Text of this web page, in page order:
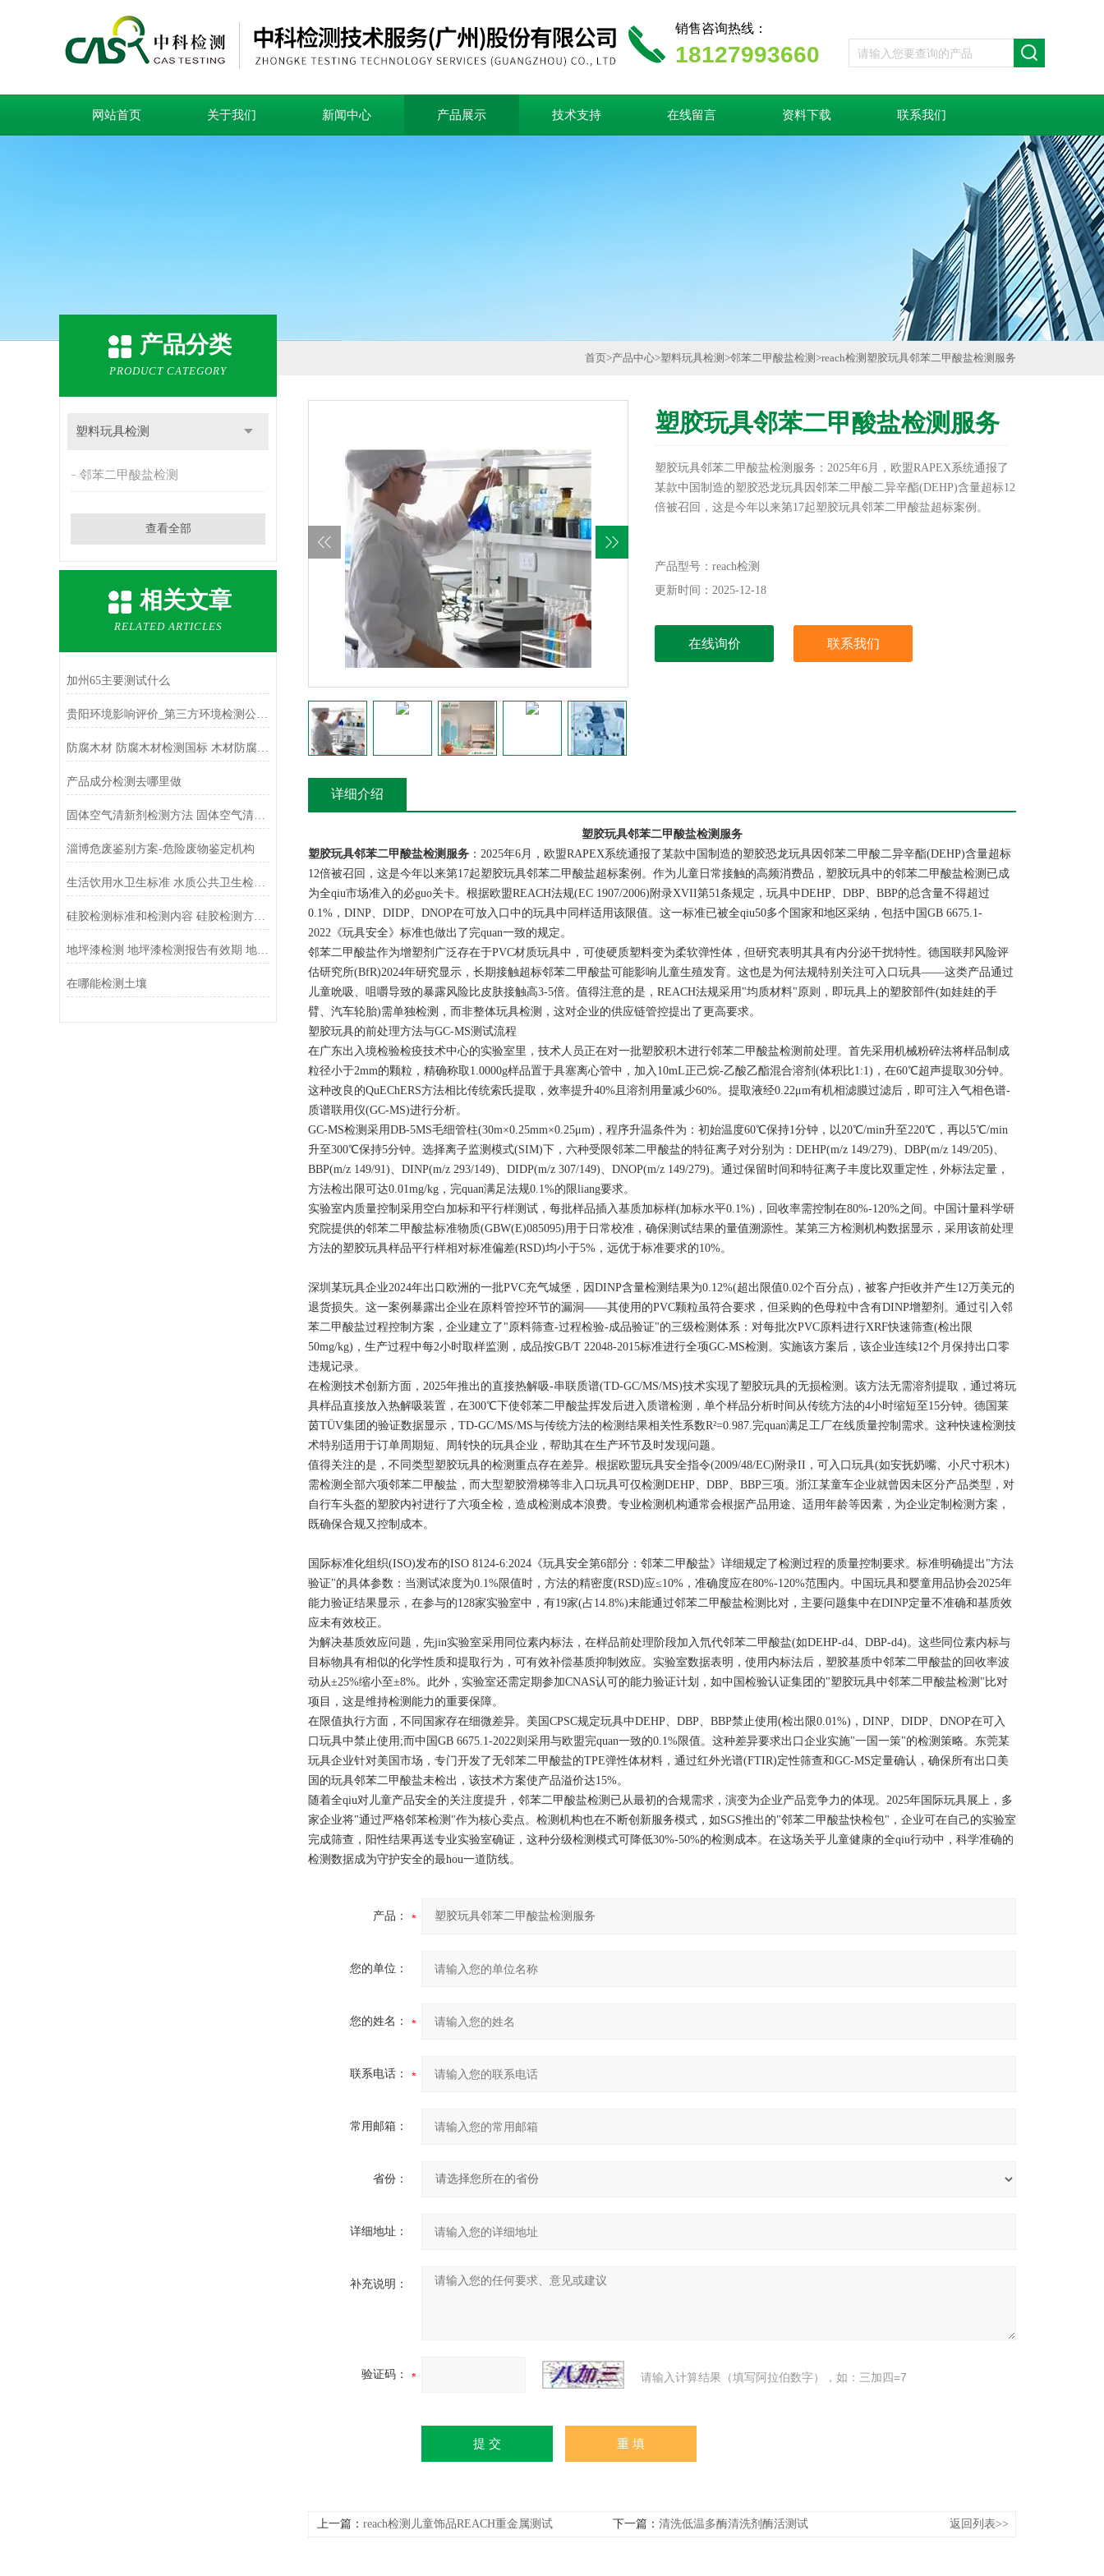
销售咨询热线：
18127993660
网站首页 关于我们 新闻中心 产品展示 技术支持 在线留言 资料下载 联系我们
产品分类
PRODUCT CATEGORY
塑料玩具检测
邻苯二甲酸盐检测
查看全部
相关文章
RELATED ARTICLES
加州65主要测试什么
贵阳环境影响评价_第三方环境检测公司[中科检测]
防腐木材 防腐木材检测国标 木材防腐检测报告
产品成分检测去哪里做
固体空气清新剂检测方法 固体空气清新剂检测标准规范依据
淄博危废鉴别方案-危险废物鉴定机构
生活饮用水卫生标准 水质公共卫生检测方法
硅胶检测标准和检测内容 硅胶检测方法大全
地坪漆检测 地坪漆检测报告有效期 地坪漆检测机构
在哪能检测土壤
首页>产品中心>塑料玩具检测 >邻苯二甲酸盐检测 >reach检测塑胶玩具邻苯二甲酸盐检测服务
塑胶玩具邻苯二甲酸盐检测服务
塑胶玩具邻苯二甲酸盐检测服务：2025年6月，欧盟RAPEX系统通报了
某款中国制造的塑胶恐龙玩具因邻苯二甲酸二异辛酯(DEHP)含量超标12
倍被召回，这是今年以来第17起塑胶玩具邻苯二甲酸盐超标案例。
产品型号：reach检测
更新时间：2025-12-18
在线询价 联系我们
详细介绍
塑胶玩具邻苯二甲酸盐检测服务
塑胶玩具邻苯二甲酸盐检测服务 ： 2025年6月，欧盟RAPEX系统通报了某款中国制造的塑胶恐龙玩具因邻苯二甲酸二异辛酯(DEHP)含量超标
12倍被召回，这是今年以来第17起塑胶玩具邻苯二甲酸盐超标案例。作为儿童日常接触的高频消费品，塑胶玩具中的邻苯二甲酸盐检测已成
为全qiu市场准入的必guo关卡。根据欧盟REACH法规(EC 1907/2006)附录XVII第51条规定，玩具中DEHP、DBP、BBP的总含量不得超过
0.1%，DINP、DIDP、DNOP在可放入口中的玩具中同样适用该限值。这一标准已被全qiu50多个国家和地区采纳，包括中国GB 6675.1-
2022《玩具安全》标准也做出了完quan一致的规定。
邻苯二甲酸盐作为增塑剂广泛存在于PVC材质玩具中，可使硬质塑料变为柔软弹性体，但研究表明其具有内分泌干扰特性。德国联邦风险评
估研究所(BfR)2024年研究显示，长期接触超标邻苯二甲酸盐可能影响儿童生殖发育。这也是为何法规特别关注可入口玩具——这类产品通过
儿童吮吸、咀嚼导致的暴露风险比皮肤接触高3-5倍。值得注意的是，REACH法规采用"均质材料"原则，即玩具上的塑胶部件(如娃娃的手
臂、汽车轮胎)需单独检测，而非整体玩具检测，这对企业的供应链管控提出了更高要求。
塑胶玩具的前处理方法与GC-MS测试流程
在广东出入境检验检疫技术中心的实验室里，技术人员正在对一批塑胶积木进行邻苯二甲酸盐检测前处理。首先采用机械粉碎法将样品制成
粒径小于2mm的颗粒，精确称取1.0000g样品置于具塞离心管中，加入10mL正己烷-乙酸乙酯混合溶剂(体积比1:1)，在60℃超声提取30分钟。
这种改良的QuEChERS方法相比传统索氏提取，效率提升40%且溶剂用量减少60%。提取液经0.22μm有机相滤膜过滤后，即可注入气相色谱-
质谱联用仪(GC-MS)进行分析。
GC-MS检测采用DB-5MS毛细管柱(30m×0.25mm×0.25μm)，程序升温条件为：初始温度60℃保持1分钟，以20℃/min升至220℃，再以5℃/min
升至300℃保持5分钟。选择离子监测模式(SIM)下，六种受限邻苯二甲酸盐的特征离子对分别为：DEHP(m/z 149/279)、DBP(m/z 149/205)、
BBP(m/z 149/91)、DINP(m/z 293/149)、DIDP(m/z 307/149)、DNOP(m/z 149/279)。通过保留时间和特征离子丰度比双重定性，外标法定量，
方法检出限可达0.01mg/kg，完quan满足法规0.1%的限liang要求。
实验室内质量控制采用空白加标和平行样测试，每批样品插入基质加标样(加标水平0.1%)，回收率需控制在80%-120%之间。中国计量科学研
究院提供的邻苯二甲酸盐标准物质(GBW(E)085095)用于日常校准，确保测试结果的量值溯源性。某第三方检测机构数据显示，采用该前处理
方法的塑胶玩具样品平行样相对标准偏差(RSD)均小于5%，远优于标准要求的10%。
深圳某玩具企业2024年出口欧洲的一批PVC充气城堡，因DINP含量检测结果为0.12%(超出限值0.02个百分点)，被客户拒收并产生12万美元的
退货损失。这一案例暴露出企业在原料管控环节的漏洞——其使用的PVC颗粒虽符合要求，但采购的色母粒中含有DINP增塑剂。通过引入邻
苯二甲酸盐过程控制方案，企业建立了"原料筛查-过程检验-成品验证"的三级检测体系：对每批次PVC原料进行XRF快速筛查(检出限
50mg/kg)，生产过程中每2小时取样监测，成品按GB/T 22048-2015标准进行全项GC-MS检测。实施该方案后，该企业连续12个月保持出口零
违规记录。
在检测技术创新方面，2025年推出的直接热解吸-串联质谱(TD-GC/MS/MS)技术实现了塑胶玩具的无损检测。该方法无需溶剂提取，通过将玩
具样品直接放入热解吸装置，在300℃下使邻苯二甲酸盐挥发后进入质谱检测，单个样品分析时间从传统方法的4小时缩短至15分钟。德国莱
茵TÜV集团的验证数据显示，TD-GC/MS/MS与传统方法的检测结果相关性系数R²=0.987.完quan满足工厂在线质量控制需求。这种快速检测技
术特别适用于订单周期短、周转快的玩具企业，帮助其在生产环节及时发现问题。
值得关注的是，不同类型塑胶玩具的检测重点存在差异。根据欧盟玩具安全指令(2009/48/EC)附录II，可入口玩具(如安抚奶嘴、小尺寸积木)
需检测全部六项邻苯二甲酸盐，而大型塑胶滑梯等非入口玩具可仅检测DEHP、DBP、BBP三项。浙江某童车企业就曾因未区分产品类型，对
自行车头盔的塑胶内衬进行了六项全检，造成检测成本浪费。专业检测机构通常会根据产品用途、适用年龄等因素，为企业定制检测方案，
既确保合规又控制成本。
国际标准化组织(ISO)发布的ISO 8124-6:2024《玩具安全第6部分：邻苯二甲酸盐》详细规定了检测过程的质量控制要求。标准明确提出"方法
验证"的具体参数：当测试浓度为0.1%限值时，方法的精密度(RSD)应≤10%，准确度应在80%-120%范围内。中国玩具和婴童用品协会2025年
能力验证结果显示，在参与的128家实验室中，有19家(占14.8%)未能通过邻苯二甲酸盐检测比对，主要问题集中在DINP定量不准确和基质效
应未有效校正。
为解决基质效应问题，先jin实验室采用同位素内标法，在样品前处理阶段加入氘代邻苯二甲酸盐(如DEHP-d4、DBP-d4)。这些同位素内标与
目标物具有相似的化学性质和提取行为，可有效补偿基质抑制效应。实验室数据表明，使用内标法后，塑胶基质中邻苯二甲酸盐的回收率波
动从±25%缩小至±8%。此外，实验室还需定期参加CNAS认可的能力验证计划，如中国检验认证集团的"塑胶玩具中邻苯二甲酸盐检测"比对
项目，这是维持检测能力的重要保障。
在限值执行方面，不同国家存在细微差异。美国CPSC规定玩具中DEHP、DBP、BBP禁止使用(检出限0.01%)，DINP、DIDP、DNOP在可入
口玩具中禁止使用;而中国GB 6675.1-2022则采用与欧盟完quan一致的0.1%限值。这种差异要求出口企业实施"一国一策"的检测策略。东莞某
玩具企业针对美国市场，专门开发了无邻苯二甲酸盐的TPE弹性体材料，通过红外光谱(FTIR)定性筛查和GC-MS定量确认，确保所有出口美
国的玩具邻苯二甲酸盐未检出，该技术方案使产品溢价达15%。
随着全qiu对儿童产品安全的关注度提升，邻苯二甲酸盐检测已从最初的合规需求，演变为企业产品竞争力的体现。2025年国际玩具展上，多
家企业将"通过严格邻苯检测"作为核心卖点。检测机构也在不断创新服务模式，如SGS推出的"邻苯二甲酸盐快检包"，企业可在自己的实验室
完成筛查，阳性结果再送专业实验室确证，这种分级检测模式可降低30%-50%的检测成本。在这场关乎儿童健康的全qiu行动中，科学准确的
检测数据成为守护安全的最hou一道防线。
产品：
您的单位：
您的姓名：
联系电话：
常用邮箱：
省份：
详细地址：
补充说明：
验证码： 请输入计算结果（填写阿拉伯数字），如：三加四=7
上一篇： reach检测儿童饰品REACH重金属测试 下一篇： 清洗低温多酶清洗剂酶活测试 返回列表>>